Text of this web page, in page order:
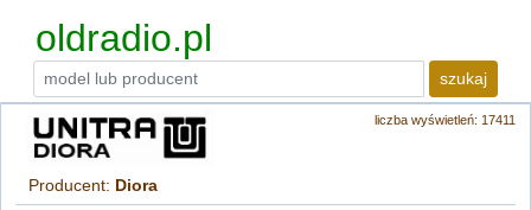
oldradio.pl
szukaj
liczba wyświetleń: 17411
Producent: Diora